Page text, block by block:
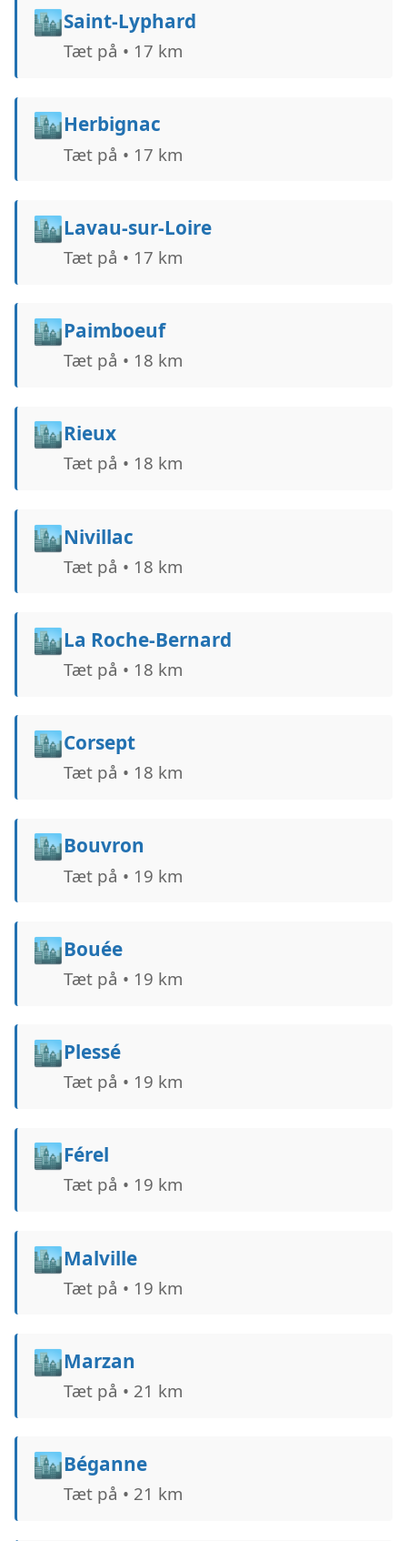
🏙️Saint-Lyphard
Tæt på • 17 km
🏙️Herbignac
Tæt på • 17 km
🏙️Lavau-sur-Loire
Tæt på • 17 km
🏙️Paimboeuf
Tæt på • 18 km
🏙️Rieux
Tæt på • 18 km
🏙️Nivillac
Tæt på • 18 km
🏙️La Roche-Bernard
Tæt på • 18 km
🏙️Corsept
Tæt på • 18 km
🏙️Bouvron
Tæt på • 19 km
🏙️Bouée
Tæt på • 19 km
🏙️Plessé
Tæt på • 19 km
🏙️Férel
Tæt på • 19 km
🏙️Malville
Tæt på • 19 km
🏙️Marzan
Tæt på • 21 km
🏙️Béganne
Tæt på • 21 km